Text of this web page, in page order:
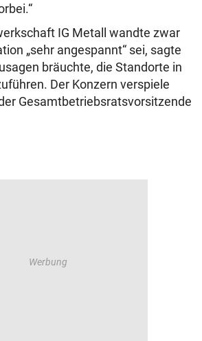
IG Metall wandte zwar
„sehr angespannt“ sei, sagte
bräuchte, die Standorte in
Der Konzern verspiele
Gesamtbetriebsratsvorsitzende